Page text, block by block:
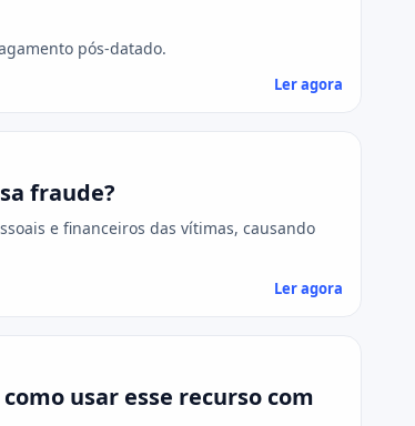
pós-datado.
Ler agora
fraude?
e financeiros das vítimas, causando
Ler agora
usar esse recurso com